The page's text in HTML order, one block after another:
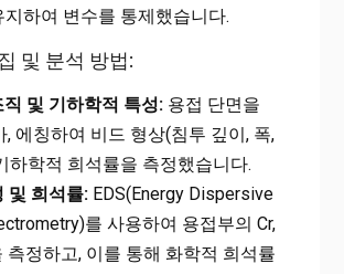
지하여 변수를 통제했습니다.
및 분석 방법:
및 기하학적 특성:용접 단면을
, 에칭하여 비드 형상(침투 깊이, 폭,
하학적 희석률을 측정했습니다.
및 희석률:EDS(Energy Dispersive
를 사용하여 용접부의 Cr,
측정하고, 이를 통해 화학적 희석률